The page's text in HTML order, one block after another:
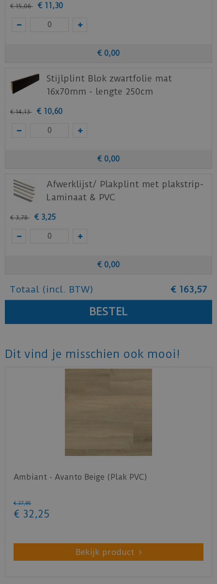
€ 15,06 € 11,30
€ 0,00
Stijlplint Blok zwartfolie mat
16x70mm - lengte 250cm
€ 14,13 € 10,60
€ 0,00
Afwerklijst/ Plakplint met plakstrip-
Laminaat & PVC
€ 3,78 € 3,25
€ 0,00
Totaal (incl. BTW) € 163,57
Dit vind je misschien ook mooi!
Ambiant - Avanto Beige (Plak PVC)
€ 37,95
€ 32 ,25
Bekijk product